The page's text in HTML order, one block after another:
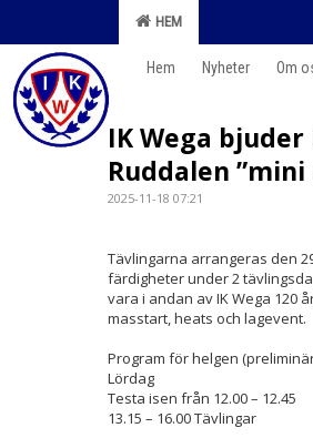
HEM
Hem Nyheter Om
IK Wega
Ruddalen ”mini
2025-11-18 07:21
Tävlingarna arrangeras den
färdigheter under 2
vara i andan av IK Wega 120
masstart, heats och lagevent.
Program för helgen
Lördag
Testa isen från 12.00 – 12.45
13.15 – 16.00 Tävlingar